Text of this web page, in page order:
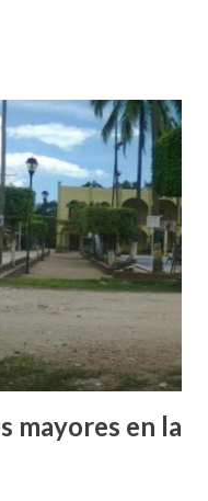
dos inmuebles.
titulares de las
ello, invitó a la
jurídica que
que se puedan
parte, el Presidente
Salvador Ramos
vi...
mayores en la